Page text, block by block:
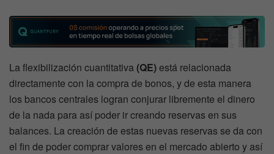
La flexibilización cuantitativa(QE)está relacionada
directamente con la compra de bonos, y de esta manera
los bancos centrales logran conjurar libremente el dinero
de la nada para así poder ir creando reservas en sus
balances. La creación de estas nuevas reservas se da con
el fin de poder comprar valores en el mercado abierto y así